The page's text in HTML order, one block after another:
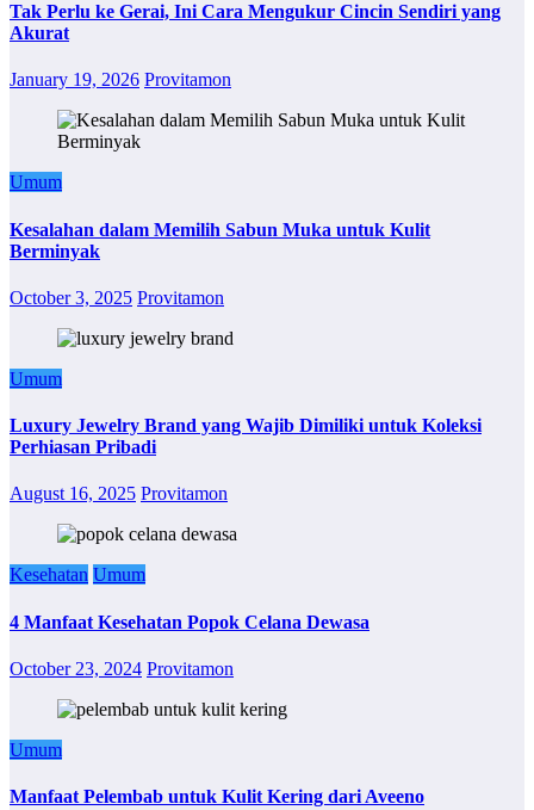
Tak Perlu ke Gerai, Ini Cara Mengukur Cincin Sendiri yang
Akurat
January 19, 2026 Provitamon
Umum
Kesalahan dalam Memilih Sabun Muka untuk Kulit
Berminyak
October 3, 2025 Provitamon
Umum
Luxury Jewelry Brand yang Wajib Dimiliki untuk Koleksi
Perhiasan Pribadi
August 16, 2025 Provitamon
Kesehatan Umum
4 Manfaat Kesehatan Popok Celana Dewasa
October 23, 2024 Provitamon
Umum
Manfaat Pelembab untuk Kulit Kering dari Aveeno